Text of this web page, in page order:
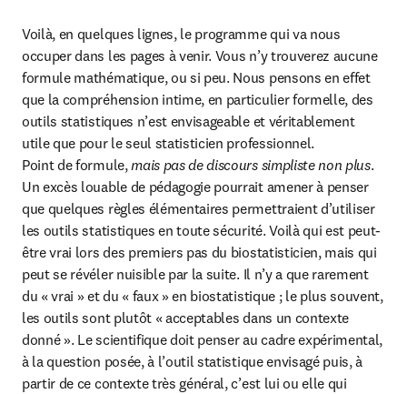
Voilà, en quelques lignes, le programme qui va nous
occuper dans les pages à venir. Vous n’y trouverez aucune
formule mathématique, ou si peu. Nous pensons en effet
que la compréhension intime, en particulier formelle, des
outils statistiques n’est envisageable et véritablement
utile que pour le seul statisticien professionnel.
Point de formule, mais pas de discours simpliste non plus.
Un excès louable de pédagogie pourrait amener à penser
que quelques règles élémentaires permettraient d’utiliser
les outils statistiques en toute sécurité. Voilà qui est peut-
être vrai lors des premiers pas du biostatisticien, mais qui
peut se révéler nuisible par la suite. Il n’y a que rarement
du « vrai » et du « faux » en biostatistique ; le plus souvent,
les outils sont plutôt « acceptables dans un contexte
donné ». Le scientifique doit penser au cadre expérimental,
à la question posée, à l’outil statistique envisagé puis, à
partir de ce contexte très général, c’est lui ou elle qui